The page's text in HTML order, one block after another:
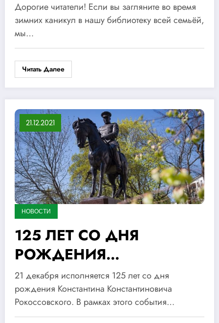
Дорогие читатели! Если вы загляните во время
зимних каникул в нашу библиотеку всей семьёй,
мы…
Читать Далее
21.12.2021
НОВОСТИ
125 ЛЕТ СО ДНЯ
РОЖДЕНИЯ
РОКОССОВСКОГО
КОНСТАНТИНА
КОНСТАНТИНОВИЧА
21 декабря исполняется 125 лет со дня
рождения Константина Константиновича
Рокоссовского. В рамках этого события…